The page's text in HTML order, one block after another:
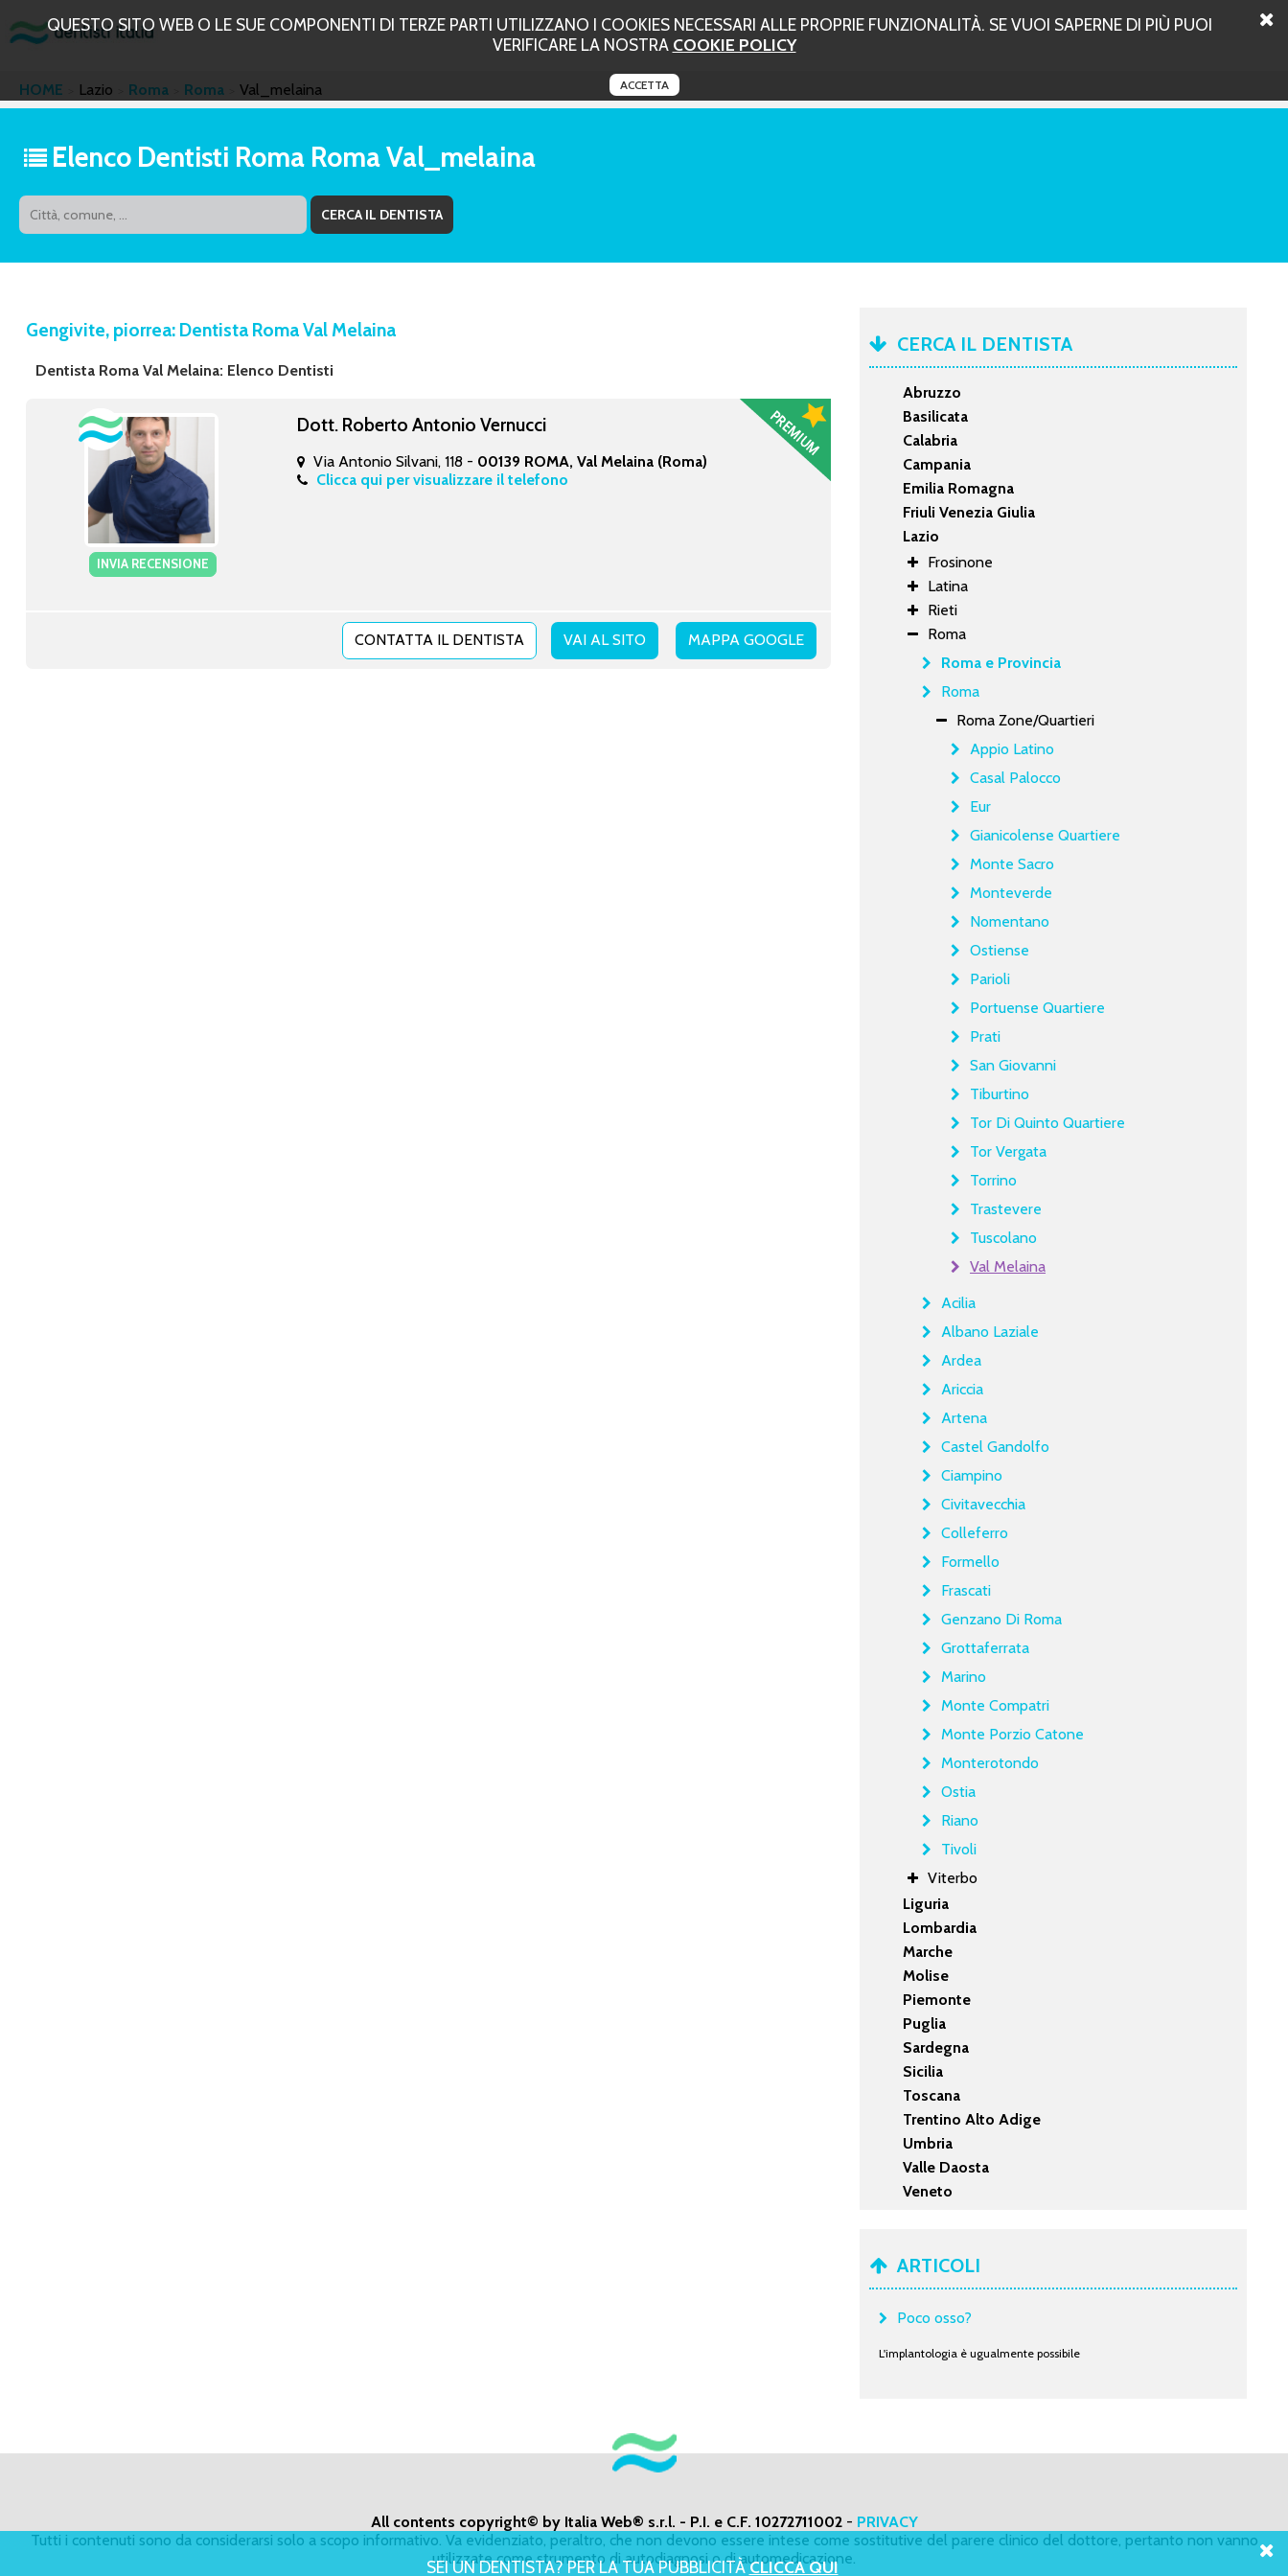
QUESTO SITO WEB O LE SUE COMPONENTI DI TERZE PARTI UTILIZZANO I COOKIES NECESSARI ALLE PROPRIE FUNZIONALITÀ. SE VUOI SAPERNE DI PIÙ PUOI
VERIFICARE LA NOSTRA COOKIE POLICY
ACCETTA
HOME Lazio Roma Roma Val_melaina
Elenco Dentisti Roma Roma Val_melaina
Gengivite, piorrea: Dentista Roma Val Melaina
Dentista Roma Val Melaina: Elenco Dentisti
INVIA RECENSIONE
Dott. Roberto Antonio Vernucci
Via Antonio Silvani, 118 - 00139 ROMA, Val Melaina (Roma)
Clicca qui per visualizzare il telefono
MAPPA GOOGLE
CONTATTA IL DENTISTA VAI AL SITO
CERCA IL DENTISTA
Abruzzo
Basilicata
Calabria
Campania
Emilia Romagna
Friuli Venezia Giulia
Lazio
Frosinone
Latina
Rieti
Roma
Roma e Provincia
Roma
Roma Zone/Quartieri
Appio Latino
Casal Palocco
Eur
Gianicolense Quartiere
Monte Sacro
Monteverde
Nomentano
Ostiense
Parioli
Portuense Quartiere
Prati
San Giovanni
Tiburtino
Tor Di Quinto Quartiere
Tor Vergata
Torrino
Trastevere
Tuscolano
Val Melaina
Acilia
Albano Laziale
Ardea
Ariccia
Artena
Castel Gandolfo
Ciampino
Civitavecchia
Colleferro
Formello
Frascati
Genzano Di Roma
Grottaferrata
Marino
Monte Compatri
Monte Porzio Catone
Monterotondo
Ostia
Riano
Tivoli
Viterbo
Liguria
Lombardia
Marche
Molise
Piemonte
Puglia
Sardegna
Sicilia
Toscana
Trentino Alto Adige
Umbria
Valle Daosta
Veneto
ARTICOLI
Poco osso?
L'implantologia è ugualmente possibile
All contents copyright© by Italia Web® s.r.l. - P.I. e C.F. 10272711002- PRIVACY
Tutti i contenuti sono da considerarsi solo a scopo informativo. Va evidenziato, peraltro, che non devono essere intese come sostitutive del parere clinico del dottore, pertanto non vanno
utilizzate come strumento di autodiagnosi o di automedicazione.
SEI UN DENTISTA? PER LA TUA PUBBLICITÀCLICCA QUI